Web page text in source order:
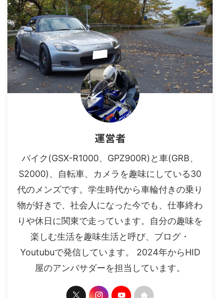
運営者
バイク(GSX-R1000、GPZ900R)と車(GRB、
S2000)、自転車、カメラを趣味にしている30
代のメンズです。学生時代から車輪付きの乗り
物が好きで、社会人になった今でも、仕事終わ
りや休日に関東で走っています。自分の趣味を
楽しむ生活を趣味生活と呼び、ブログ・
Youtubuで発信しています。 2024年からHID
屋のアンバサダーを担当しています。